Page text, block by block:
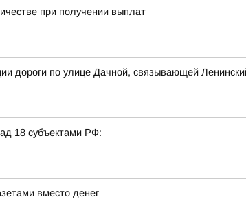
при получении выплат
дороги по улице Дачной, связывающей
18 субъектами РФ:
вместо денег